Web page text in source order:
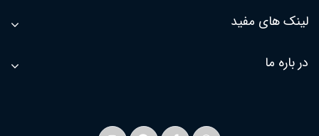
لینک های مفید
در باره ما